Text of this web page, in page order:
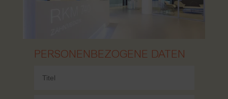
PERSONENBEZOGENE DATEN